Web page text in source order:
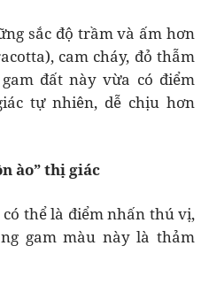
sắc độ trầm và ấm hơn
cam cháy, đỏ thẫm
đất này vừa có điểm
tự nhiên, dễ chịu hơn
ào” thị giác
thể là điểm nhấn thú vị,
gam màu này là thảm